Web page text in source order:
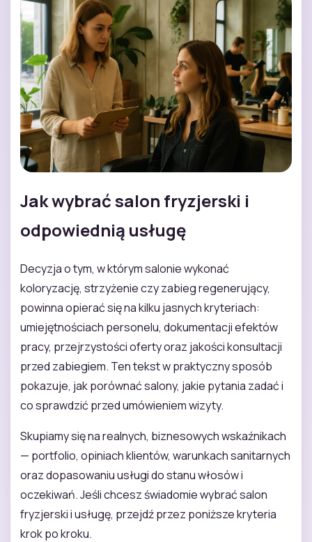
Jak wybrać salon fryzjerski i
odpowiednią usługę
Decyzja o tym, w którym salonie wykonać
koloryzację, strzyżenie czy zabieg regenerujący,
powinna opierać się na kilku jasnych kryteriach:
umiejętnościach personelu, dokumentacji efektów
pracy, przejrzystości oferty oraz jakości konsultacji
przed zabiegiem. Ten tekst w praktyczny sposób
pokazuje, jak porównać salony, jakie pytania zadać i
co sprawdzić przed umówieniem wizyty.
Skupiamy się na realnych, biznesowych wskaźnikach
— portfolio, opiniach klientów, warunkach sanitarnych
oraz dopasowaniu usługi do stanu włosów i
oczekiwań. Jeśli chcesz świadomie wybrać salon
fryzjerski i usługę, przejdź przez poniższe kryteria
krok po kroku.